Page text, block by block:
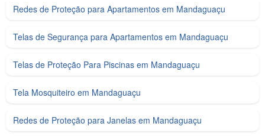
Redes de Proteção para Apartamentos em Mandaguaçu
Telas de Segurança para Apartamentos em Mandaguaçu
Telas de Proteção Para Piscinas em Mandaguaçu
Tela Mosquiteiro em Mandaguaçu
Redes de Proteção para Janelas em Mandaguaçu